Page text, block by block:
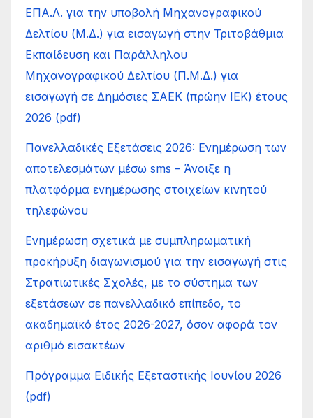
ΕΠΑ.Λ. για την υποβολή Μηχανογραφικού
Δελτίου (Μ.Δ.) για εισαγωγή στην Τριτοβάθμια
Εκπαίδευση και Παράλληλου
Μηχανογραφικού Δελτίου (Π.Μ.Δ.) για
εισαγωγή σε Δημόσιες ΣΑΕΚ (πρώην ΙΕΚ) έτους
2026 (pdf)
Πανελλαδικές Εξετάσεις 2026: Ενημέρωση των
αποτελεσμάτων μέσω sms – Άνοιξε η
πλατφόρμα ενημέρωσης στοιχείων κινητού
τηλεφώνου
Ενημέρωση σχετικά με συμπληρωματική
προκήρυξη διαγωνισμού για την εισαγωγή στις
Στρατιωτικές Σχολές, με το σύστημα των
εξετάσεων σε πανελλαδικό επίπεδο, το
ακαδημαϊκό έτος 2026-2027, όσον αφορά τον
αριθμό εισακτέων
Πρόγραμμα Ειδικής Εξεταστικής Ιουνίου 2026
(pdf)